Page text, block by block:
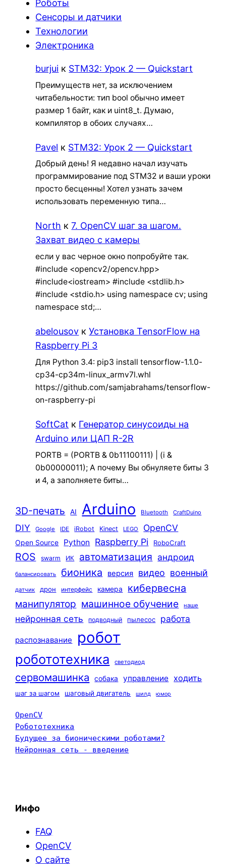
Роботы
Сенсоры и датчики
Технологии
Электроника
burjui к STM32: Урок 2 — Quickstart
Преимуществ нет, за исключением
читабельности: тип bool обычно имеет
размер 1 байт, как и uint8_t. Думаю,
компилятор в обоих случаях…
Pavel к STM32: Урок 2 — Quickstart
Добрый день! Я недавно начал изучать
программирование под STM32 и ваши уроки
просто бесценны! Хотел узнать зачем
использовать переменную типа…
North к7. OpenCV шаг за шагом.
Захват видео с камеры
если у вас черное окно попробуйте так.
#include <opencv2/opencv.hpp>
#include<iostream> #include <stdlib.h>
#include <stdio.h> using namespace cv; using
namespace std;…
abelousov кУстановка TensorFlow на
Raspberry Pi 3
Для Python 3.4: pip3 install tensorflow-1.1.0-
cp34-cp34m-linux_armv7l.whl
https://github.com/samjabrahams/tensorflow-
on-raspberry-pi
SoftCat к Генератор синусоиды на
Arduino или ЦАП R-2R
PORTB = (PORTB & 0b11100111) | (i &
0b00000011); А почему Вы обнуляете биты 3
и 4, а заполняете биты…
3D-печать AI Arduino Bluetooth CraftDuino
DIY Google IDE iRobot Kinect LEGO OpenCV
Open Source Python Raspberry Pi RoboCraft
ROS swarm ИК автоматизация андроид
балансировать бионика версия видео военный
датчик дрон интерфейс камера кибервесна
манипулятор машинное обучение наше
нейронная сеть подводный пылесос работа
распознавание робот
робототехника светодиод
сервомашинка собака управление ходить
шаг за шагом шаговый двигатель шилд юмор
OpenCV
Робототехника
Будущее за бионическими роботами?
Нейронная сеть - введение
Инфо
FAQ
OpenCV
О сайте